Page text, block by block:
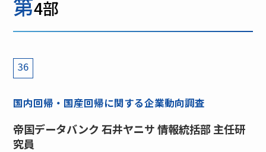
4部
36
国内回帰・国産回帰に関する企業動向調査
帝国データバンク 石井ヤニサ 情報統括部 主任研
究員